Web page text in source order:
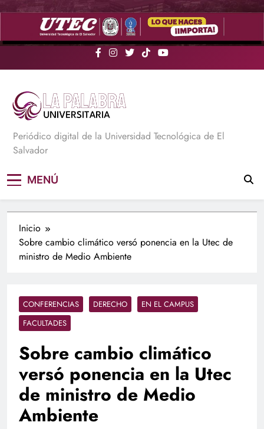
Saltar
La Palabra Universitaria
Periódico digital de la Universidad Tecnológica de El
Salvador
MENÚ
Inicio
Sobre cambio climático versó ponencia en la Utec de
ministro de Medio Ambiente
CONFERENCIAS DERECHO
EN EL CAMPUS
FACULTADES
Sobre cambio climático
versó ponencia en la Utec
de ministro de Medio
Ambiente